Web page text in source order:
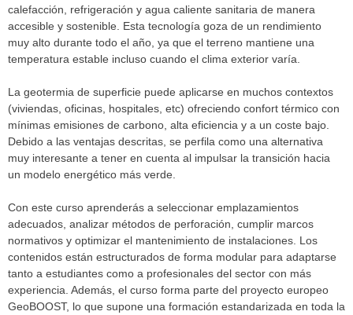
calefacción, refrigeración y agua caliente sanitaria de manera
accesible y sostenible. Esta tecnología goza de un rendimiento
muy alto durante todo el año, ya que el terreno mantiene una
temperatura estable incluso cuando el clima exterior varía.
La geotermia de superficie puede aplicarse en muchos contextos
(viviendas, oficinas, hospitales, etc) ofreciendo confort térmico con
mínimas emisiones de carbono, alta eficiencia y a un coste bajo.
Debido a las ventajas descritas, se perfila como una alternativa
muy interesante a tener en cuenta al impulsar la transición hacia
un modelo energético más verde.
Con este curso aprenderás a seleccionar emplazamientos
adecuados, analizar métodos de perforación, cumplir marcos
normativos y optimizar el mantenimiento de instalaciones. Los
contenidos están estructurados de forma modular para adaptarse
tanto a estudiantes como a profesionales del sector con más
experiencia. Además, el curso forma parte del proyecto europeo
GeoBOOST, lo que supone una formación estandarizada en toda la